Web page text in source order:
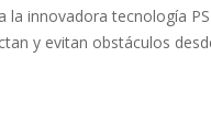
la innovadora tecnología
y evitan obstáculos